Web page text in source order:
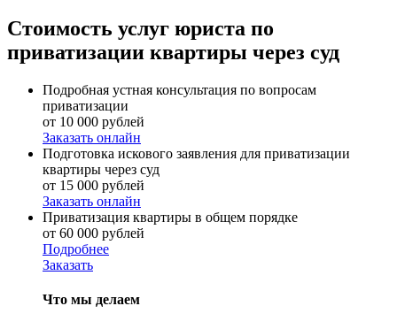
Стоимость услуг юриста по
приватизации квартиры через суд
Подробная устная консультация по вопросам
приватизации
от 10 000 рублей
Заказать онлайн
Подготовка искового заявления для приватизации
квартиры через суд
от 15 000 рублей
Заказать онлайн
Приватизация квартиры в общем порядке
от 60 000 рублей
Подробнее
Заказать
Что мы делаем